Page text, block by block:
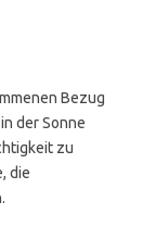
Bezug
der Sonne
zu
die